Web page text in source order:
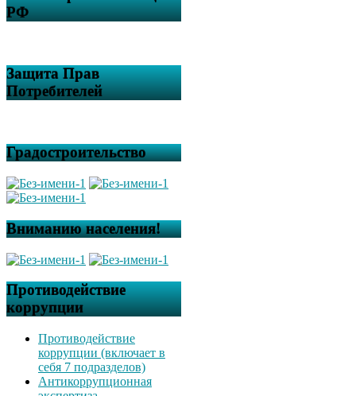
РФ
Защита Прав
Потребителей
Градостроительство
Вниманию населения!
Противодействие
коррупции
Противодействие
коррупции (включает в
себя 7 подразделов)
Антикоррупционная